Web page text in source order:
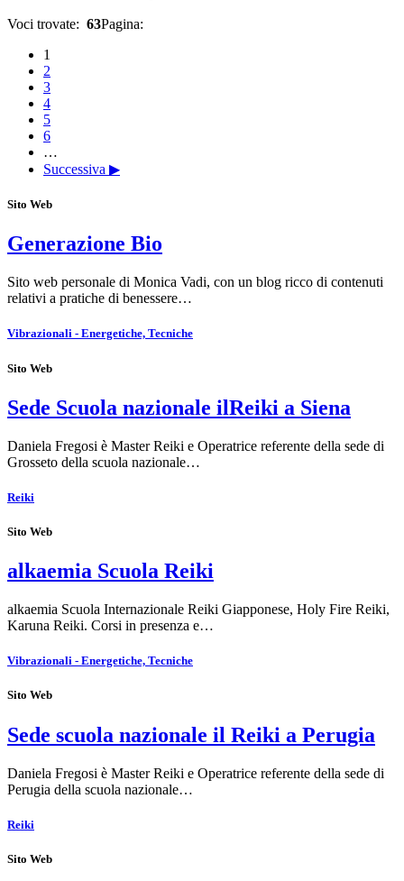
Voci trovate: 63Pagina:
1
2
3
4
5
6
…
Successiva ▶
Sito Web
Generazione Bio
Sito web personale di Monica Vadi, con un blog ricco di contenuti
relativi a pratiche di benessere…
Vibrazionali - Energetiche, Tecniche
Sito Web
Sede Scuola nazionale ilReiki a Siena
Daniela Fregosi è Master Reiki e Operatrice referente della sede di
Grosseto della scuola nazionale…
Reiki
Sito Web
alkaemia Scuola Reiki
alkaemia Scuola Internazionale Reiki Giapponese, Holy Fire Reiki,
Karuna Reiki. Corsi in presenza e…
Vibrazionali - Energetiche, Tecniche
Sito Web
Sede scuola nazionale il Reiki a Perugia
Daniela Fregosi è Master Reiki e Operatrice referente della sede di
Perugia della scuola nazionale…
Reiki
Sito Web